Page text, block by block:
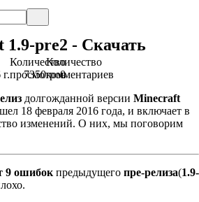
pre2 - Скачать
Количество
просмотров
7350
Количество
комментариев
0
долгожданной версии Minecraft
18 февраля 2016 года, и включает в
изменений. О них, мы поговорим
9 ошибок предыдущего пре-релиза(1.9-